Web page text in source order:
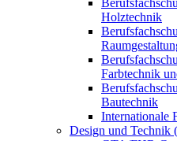
Holztechnik
Farbtechnik
Bautechnik
Internationale
Design und Technik